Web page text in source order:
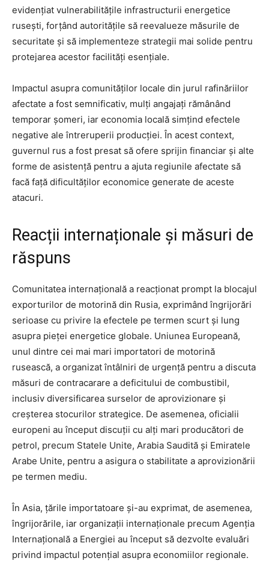
evidențiat vulnerabilitățile infrastructurii energetice
rusești, forțând autoritățile să reevalueze măsurile de
securitate și să implementeze strategii mai solide pentru
protejarea acestor facilități esențiale.
Impactul asupra comunităților locale din jurul rafinăriilor
afectate a fost semnificativ, mulți angajați rămânând
temporar șomeri, iar economia locală simțind efectele
negative ale întreruperii producției. În acest context,
guvernul rus a fost presat să ofere sprijin financiar și alte
forme de asistență pentru a ajuta regiunile afectate să
facă față dificultăților economice generate de aceste
atacuri.
Reacții internaționale și măsuri de
răspuns
Comunitatea internațională a reacționat prompt la blocajul
exporturilor de motorină din Rusia, exprimând îngrijorări
serioase cu privire la efectele pe termen scurt și lung
asupra pieței energetice globale. Uniunea Europeană,
unul dintre cei mai mari importatori de motorină
rusească, a organizat întâlniri de urgență pentru a discuta
măsuri de contracarare a deficitului de combustibil,
inclusiv diversificarea surselor de aprovizionare și
creșterea stocurilor strategice. De asemenea, oficialii
europeni au început discuții cu alți mari producători de
petrol, precum Statele Unite, Arabia Saudită și Emiratele
Arabe Unite, pentru a asigura o stabilitate a aprovizionării
pe termen mediu.
În Asia, țările importatoare și-au exprimat, de asemenea,
îngrijorările, iar organizații internaționale precum Agenția
Internațională a Energiei au început să dezvolte evaluări
privind impactul potențial asupra economiilor regionale.